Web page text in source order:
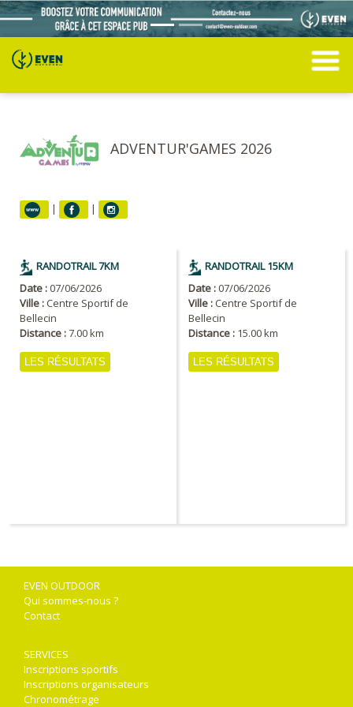
ADVENTUR'GAMES 2026
| |
RANDOTRAIL 7KM
Date :07/06/2026
Ville :Centre Sportif de
Bellecin
Distance :7.00 km
LES RÉSULTATS
RANDOTRAIL 15KM
Date :07/06/2026
Ville :Centre Sportif de
Bellecin
Distance : 15.00 km
LES RÉSULTATS
EVEN OUTDOOR
Qui sommes-nous ?
Contact
SERVICES
Inscriptions sportifs
Inscriptions organisateurs
Chronométrage